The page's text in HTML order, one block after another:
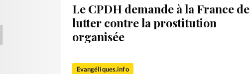
Le CPDH demande à la France de
lutter contre la prostitution
organisée
Evangéliques.info